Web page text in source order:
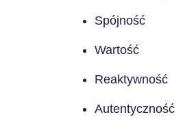
Spójność
Wartość
Reaktywność
Autentyczność